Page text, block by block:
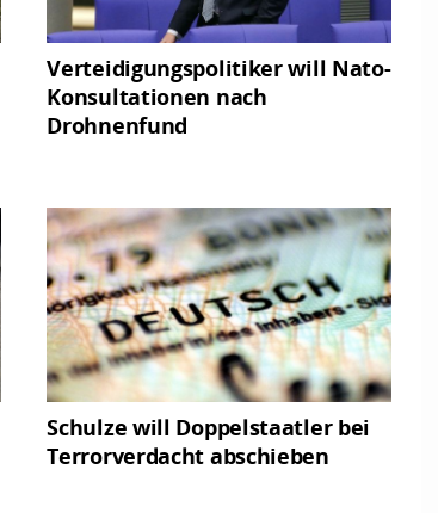
Verteidigungspolitiker will Nato-
Konsultationen nach
Drohnenfund
Schulze will Doppelstaatler bei
Terrorverdacht abschieben